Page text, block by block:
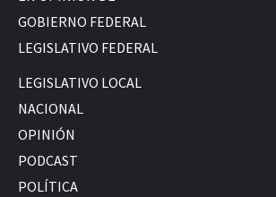
GOBIERNO FEDERAL
LEGISLATIVO FEDERAL
LEGISLATIVO LOCAL
NACIONAL
OPINIÓN
PODCAST
POLÍTICA